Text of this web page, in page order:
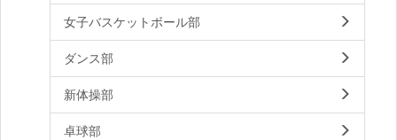
女子バスケットボール部
ダンス部
新体操部
卓球部